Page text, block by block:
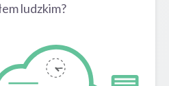
ludzkim?